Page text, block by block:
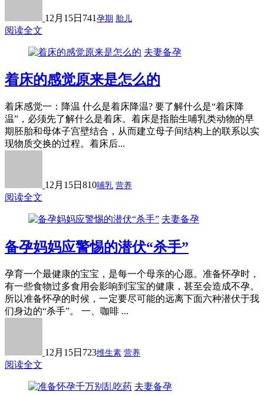
12月15日 741 孕期 胎儿
阅读全文
夫妻备孕
着床的感觉原来是怎么的
着床感觉一：降温 什么是着床降温? 要了解什么是“着床降
温”，必须先了解什么是着床。着床是指胎生哺乳类动物的早
期胚胎和母体子宫壁结合，从而建立母子间结构上的联系以实
现物质交换的过程。着床后...
12月15日 810哺乳 营养
阅读全文
夫妻备孕
备孕妈妈应警惕的潜伏“杀手”
孕育一个最健康的宝宝，是每一个母亲的心愿。准备怀孕时，
有一些食物过多食用会影响到宝宝的健康，甚至会造成不孕。
所以准备怀孕的时候，一定要尽可能的远离下面六种潜伏于我
们身边的“杀手”。 一、咖啡 ...
12月15日 723维生素 营养
阅读全文
夫妻备孕